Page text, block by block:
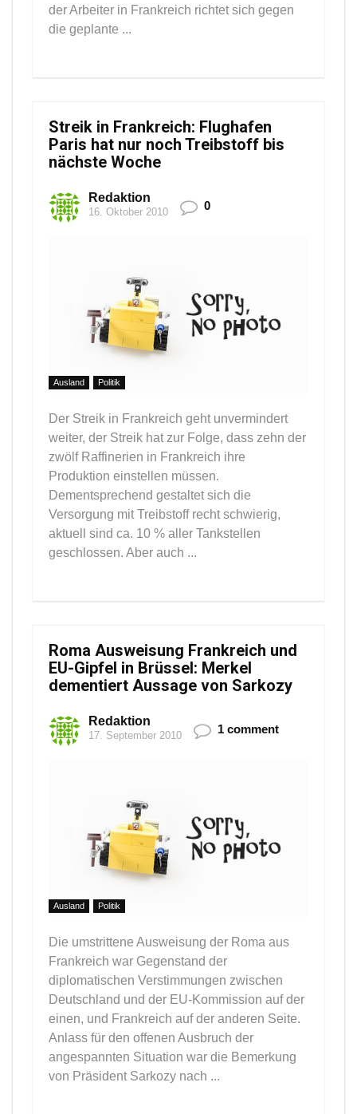
der Arbeiter in Frankreich richtet sich gegen
die geplante ...
Streik in Frankreich: Flughafen
Paris hat nur noch Treibstoff bis
nächste Woche
Redaktion
16. Oktober 2010 0
Ausland Politik
Der Streik in Frankreich geht unvermindert
weiter, der Streik hat zur Folge, dass zehn der
zwölf Raffinerien in Frankreich ihre
Produktion einstellen müssen.
Dementsprechend gestaltet sich die
Versorgung mit Treibstoff recht schwierig,
aktuell sind ca. 10 % aller Tankstellen
geschlossen. Aber auch ...
Roma Ausweisung Frankreich und
EU-Gipfel in Brüssel: Merkel
dementiert Aussage von Sarkozy
Redaktion
17. September 2010 1 comment
Ausland Politik
Die umstrittene Ausweisung der Roma aus
Frankreich war Gegenstand der
diplomatischen Verstimmungen zwischen
Deutschland und der EU-Kommission auf der
einen, und Frankreich auf der anderen Seite.
Anlass für den offenen Ausbruch der
angespannten Situation war die Bemerkung
von Präsident Sarkozy nach ...